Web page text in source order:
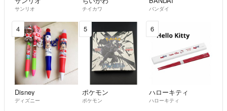
サンリオ チイカワ バンダイ
4
Disney
ディズニー
5
ポケモン
ポケモン
6
ハローキティ
ハローキティ